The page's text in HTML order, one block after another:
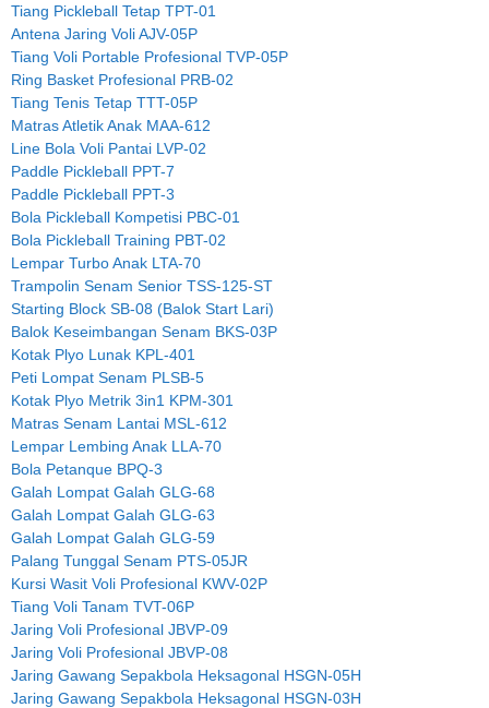
Tiang Pickleball Tetap TPT-01
Antena Jaring Voli AJV-05P
Tiang Voli Portable Profesional TVP-05P
Ring Basket Profesional PRB-02
Tiang Tenis Tetap TTT-05P
Matras Atletik Anak MAA-612
Line Bola Voli Pantai LVP-02
Paddle Pickleball PPT-7
Paddle Pickleball PPT-3
Bola Pickleball Kompetisi PBC-01
Bola Pickleball Training PBT-02
Lempar Turbo Anak LTA-70
Trampolin Senam Senior TSS-125-ST
Starting Block SB-08 (Balok Start Lari)
Balok Keseimbangan Senam BKS-03P
Kotak Plyo Lunak KPL-401
Peti Lompat Senam PLSB-5
Kotak Plyo Metrik 3in1 KPM-301
Matras Senam Lantai MSL-612
Lempar Lembing Anak LLA-70
Bola Petanque BPQ-3
Galah Lompat Galah GLG-68
Galah Lompat Galah GLG-63
Galah Lompat Galah GLG-59
Palang Tunggal Senam PTS-05JR
Kursi Wasit Voli Profesional KWV-02P
Tiang Voli Tanam TVT-06P
Jaring Voli Profesional JBVP-09
Jaring Voli Profesional JBVP-08
Jaring Gawang Sepakbola Heksagonal HSGN-05H
Jaring Gawang Sepakbola Heksagonal HSGN-03H